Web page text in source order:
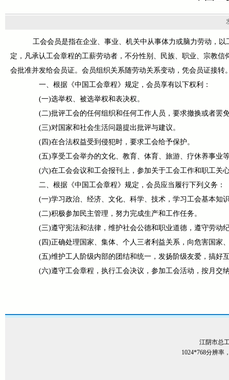
工会会员是指在企业、事业、机关中从事体力或脑力劳动，
定，凡承认工会章程的工薪劳动者，不分性别、民族、职业、宗教
会批准并发给会员证。会员组织关系随劳动关系变动，凭会员证接转
一、根据《中国工会章程》规定，会员享有以下权利：
(一)选举权、被选举权和表决权。
(二)批评工会的任何组织和任何工作人员，要求撤换或者罢
(三)对国家和社会生活问题提出批评与建议。
(四)在合法权益受到侵犯时，要求工会给予保护。
(五)享受工会举办的文化、教育、体育、旅游、疗休养事业
(六)在工会会议和工会报刊上，参加关于工会工作和职工关
二、根据《中国工会章程》规定，会员应当履行下列义务：
(一)学习政治、经济、文化、科学、技术，学习工会基本知
(二)积极参加民主管理，努力完成生产和工作任务。
(三)遵守宪法和法律，维护社会公德和职业道德，遵守劳动
(四)正确处理国家、集体、个人三者利益关系，向危害国家
(五)维护工人阶级内部的团结和统一，发扬阶级友爱，搞好
(六)遵守工会章程，执行工会决议，参加工会活动，按月交
江阴市总
1024*768分辨率